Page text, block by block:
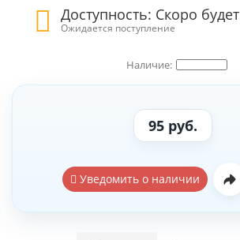
Доступность: Скоро будет
Ожидается поступление
95 руб.
Уведомить о наличии